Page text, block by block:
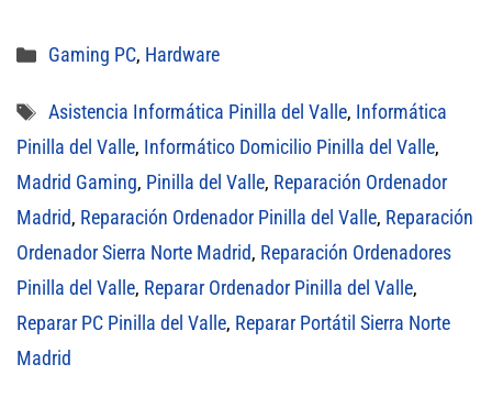
Categorías
Gaming PC, Hardware
Etiquetas
Asistencia Informática Pinilla del Valle, Informática
Pinilla del Valle, Informático Domicilio Pinilla del Valle,
Madrid Gaming, Pinilla del Valle, Reparación Ordenador
Madrid, Reparación Ordenador Pinilla del Valle, Reparación
Ordenador Sierra Norte Madrid, Reparación Ordenadores
Pinilla del Valle, Reparar Ordenador Pinilla del Valle,
Reparar PC Pinilla del Valle, Reparar Portátil Sierra Norte
Madrid